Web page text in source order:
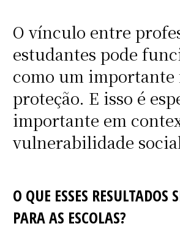
O vínculo entre
estudantes pode
como um importante
proteção. E isso é
importante em
vulnerabilidade
O QUE ESSES
PARA AS ESCOLAS?